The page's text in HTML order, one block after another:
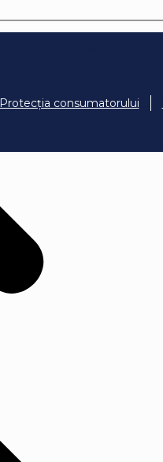
Protecția consumatorului